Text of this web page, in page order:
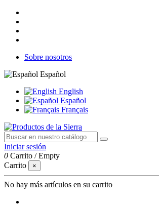
Sobre nosotros
Español
English
Español
Français
Iniciar sesión
0 Carrito /Empty
Carrito
×
No hay más artículos en su carrito